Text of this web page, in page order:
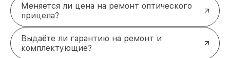
Меняется ли цена на ремонт оптического
прицела?
Выдаёте ли гарантию на ремонт и
комплектующие?